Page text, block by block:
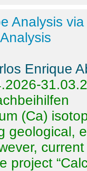
Analysis
Enrique
(Ca)
geological,
project